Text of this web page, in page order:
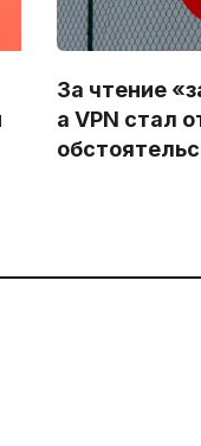
За чтение
а VPN стал